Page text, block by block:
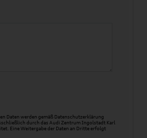
Daten werden gemäß Datenschutzerklärung
durch das Audi Zentrum Ingolstadt Karl
Eine Weitergabe der Daten an Dritte erfolgt